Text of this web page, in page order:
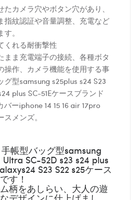
たカメラ穴やボタン穴があり、
指紋認証や音量調整、充電など
。
くれる耐衝撃性
まま充電端子の接続、各種ボタ
操作、カメラ機能を使用する事
グ型samsung s25plus s24 S23
plus SC-51Eケースブランド
ーiphone 14 15 16 air 17pro
メンズ。
帳型バッグ型samsung
Ultra SC-52D s23 s24 plus
S23 S22 s25ケース
す！
柄をあしらい、大人の遊